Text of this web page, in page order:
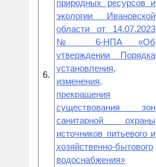
6.
природных ресурсов и
экологии Ивановской
области от 14.07.2023
№ 6-НПА «Об
утверждении Порядка
установления,
изменения,
прекращения
существования зон
санитарной охраны
источников питьевого и
хозяйственно-бытового
водоснабжения»